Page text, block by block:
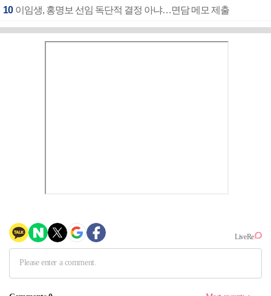
10 이임생, 홍명보 선임 독단적 결정 아냐…면담 메모 제출